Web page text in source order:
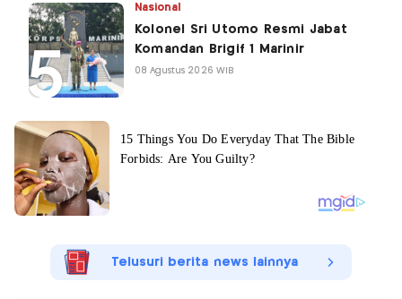
Nasional
Kolonel Sri Utomo Resmi Jabat
Komandan Brigif 1 Marinir
08 Agustus 2026 WIB
Telusuri berita news lainnya